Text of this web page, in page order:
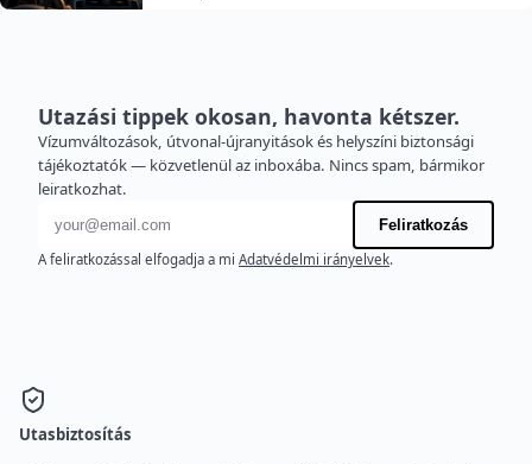
Utazási tippek okosan, havonta kétszer.
Vízumváltozások, útvonal-újranyitások és helyszíni biztonsági
tájékoztatók — közvetlenül az inboxába. Nincs spam, bármikor
leiratkozhat.
E-mail cím
Feliratkozás
A feliratkozással elfogadja a mi Adatvédelmi irányelvek.
Utasbiztosítás